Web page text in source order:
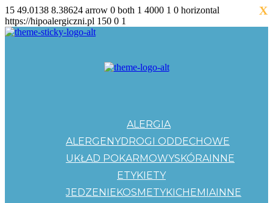
15 49.0138 8.38624 arrow 0 both 1 4000 1 0 horizontal
https://hipoalergiczni.pl 150 0 1
ALERGIA
ALERGENYDROGI ODDECHOWE
UKŁAD POKARMOWYSKÓRAINNE
ETYKIETY
JEDZENIEKOSMETYKICHEMIAINNE
X